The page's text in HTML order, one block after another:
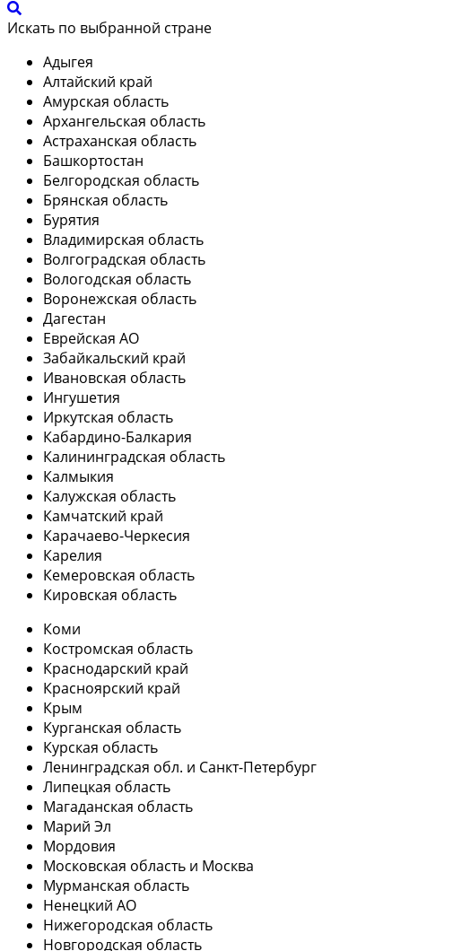
Искать по выбранной стране
Адыгея
Алтайский край
Амурская область
Архангельская область
Астраханская область
Башкортостан
Белгородская область
Брянская область
Бурятия
Владимирская область
Волгоградская область
Вологодская область
Воронежская область
Дагестан
Еврейская АО
Забайкальский край
Ивановская область
Ингушетия
Иркутская область
Кабардино-Балкария
Калининградская область
Калмыкия
Калужская область
Камчатский край
Карачаево-Черкесия
Карелия
Кемеровская область
Кировская область
Коми
Костромская область
Краснодарский край
Красноярский край
Крым
Курганская область
Курская область
Ленинградская обл. и Санкт-Петербург
Липецкая область
Магаданская область
Марий Эл
Мордовия
Московская область и Москва
Мурманская область
Ненецкий АО
Нижегородская область
Новгородская область